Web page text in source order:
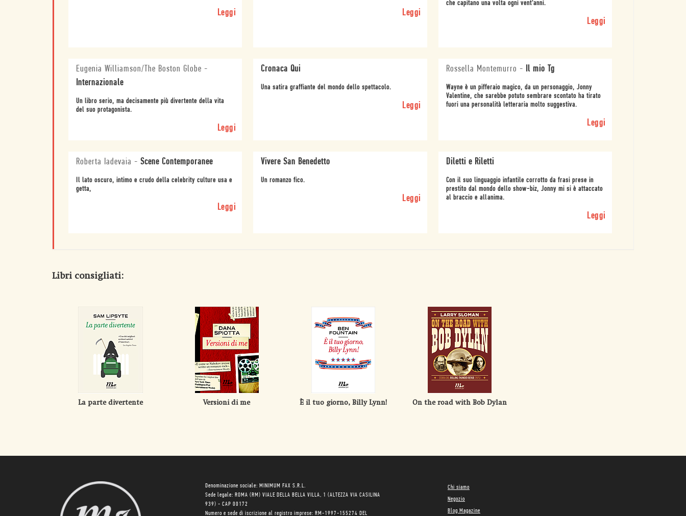
Leggi Leggi
che capitano una volta ogni vent'anni.
Leggi
Eugenia Williamson/The Boston Globe -
Internazionale
Un libro serio, ma decisamente più divertente della vita
del suo protagonista.
Leggi
Cronaca Qui
Una satira graffiante del mondo dello spettacolo.
Leggi
Rossella Montemurro - Il mio Tg
Wayne è un pifferaio magico, da un personaggio, Jonny
Valentine, che sarebbe potuto sembrare scontato ha tirato
fuori una personalità letteraria molto suggestiva.
Leggi
Roberta Iadevaia - Scene Contemporanee
Il lato oscuro, intimo e crudo della celebrity culture usa e
getta,
Leggi
Vivere San Benedetto
Un romanzo fico.
Leggi
Diletti e Riletti
Con il suo linguaggio infantile corrotto da frasi prese in
prestito dal mondo dello show-biz, Jonny mi si è attaccato
al braccio e allanima.
Leggi
Libri consigliati:
La parte divertente Versioni di me È il tuo giorno, Billy Lynn! On the road with Bob Dylan
Denominazione sociale: MINIMUM FAX S.R.L.
Sede legale: ROMA (RM) VIALE DELLA BELLA VILLA, 1 (ALTEZZA VIA CASILINA
939) - CAP 00172
Numero e sede di iscrizione al registro imprese: RM-1997-155274 DEL
Chi siamo
Negozio
Blog Magazine